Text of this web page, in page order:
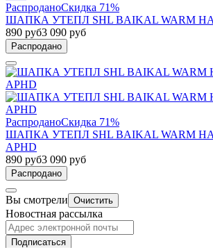
РаспроданоСкидка 71%
ШАПКА УТЕПЛ SHL BAIKAL WARM
890 руб3 090 руб
Распродано
РаспроданоСкидка 71%
ШАПКА УТЕПЛ SHL BAIKAL WARM
APHD
890 руб3 090 руб
Распродано
Вы смотрели Очистить
Новостная рассылка
Подписаться